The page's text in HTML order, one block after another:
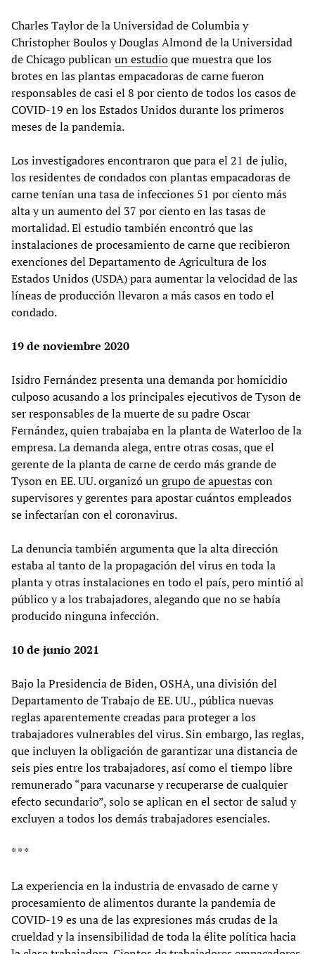
Charles Taylor de la Universidad de Columbia y
Christopher Boulos y Douglas Almond de la Universidad
de Chicago publicanun estudioque muestra que los
brotes en las plantas empacadoras de carne fueron
responsables de casi el 8 por ciento de todos los casos de
COVID-19 en los Estados Unidos durante los primeros
meses de la pandemia.
Los investigadores encontraron que para el 21 de julio,
los residentes de condados con plantas empacadoras de
carne tenían una tasa de infecciones 51 por ciento más
alta y un aumento del 37 por ciento en las tasas de
mortalidad. El estudio también encontró que las
instalaciones de procesamiento de carne que recibieron
exenciones del Departamento de Agricultura de los
Estados Unidos (USDA) para aumentar la velocidad de las
líneas de producción llevaron a más casos en todo el
condado.
19 de noviembre 2020
Isidro Fernández presenta una demanda por homicidio
culposo acusando a los principales ejecutivos de Tyson de
ser responsables de la muerte de su padre Oscar
Fernández, quien trabajaba en la planta de Waterloo de la
empresa. La demanda alega, entre otras cosas, que el
gerente de la planta de carne de cerdo más grande de
Tyson en EE. UU. organizó ungrupo de apuestascon
supervisores y gerentes para apostar cuántos empleados
se infectarían con el coronavirus.
La denuncia también argumenta que la alta dirección
estaba al tanto de la propagación del virus en toda la
planta y otras instalaciones en todo el país, pero mintió al
público y a los trabajadores, alegando que no se había
producido ninguna infección.
10 de junio 2021
Bajo la Presidencia de Biden, OSHA, una división del
Departamento de Trabajo de EE. UU., pública nuevas
reglas aparentemente creadas para proteger a los
trabajadores vulnerables del virus. Sin embargo, las reglas,
que incluyen la obligación de garantizar una distancia de
seis pies entre los trabajadores, así como el tiempo libre
remunerado “para vacunarse y recuperarse de cualquier
efecto secundario”, solo se aplican en el sector de salud y
excluyen a todos los demás trabajadores esenciales.
* * *
La experiencia en la industria de envasado de carne y
procesamiento de alimentos durante la pandemia de
COVID-19 es una de las expresiones más crudas de la
crueldad y la insensibilidad de toda la élite política hacia